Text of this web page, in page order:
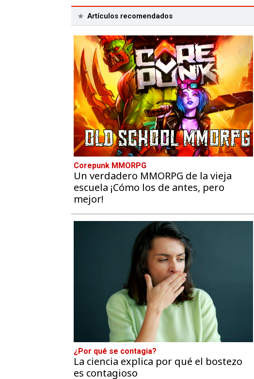
Artículos recomendados
Corepunk MMORPG
Un verdadero MMORPG de la vieja
escuela ¡Cómo los de antes, pero
mejor!
¿Por qué se contagia?
La ciencia explica por qué el bostezo
es contagioso